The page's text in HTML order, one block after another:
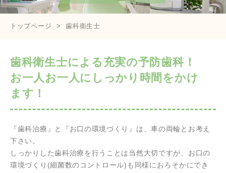
トップページ 歯科衛生士
歯科衛生士による充実の予防歯科！
お一人お一人にしっかり時間をかけ
ます！
『歯科治療』と『お口の環境づくり』は、車の両輪とお考え
下さい。
しっかりした歯科治療を行うことは当然大切ですが、お口の
環境づくり(細菌数のコントロール)も同様におろそかにでき